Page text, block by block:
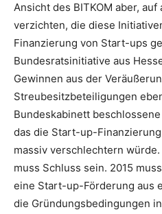
Ansicht des BITKOM aber, auf
verzichten, die diese
Finanzierung von Start-ups
Bundesratsinitiative aus
Gewinnen aus der
Streubesitzbeteiligungen
Bundeskabinett
das die Start-up-
massiv verschlechtern
muss Schluss sein. 2015
eine Start-up-Förderung aus
die Gründungsbedingungen